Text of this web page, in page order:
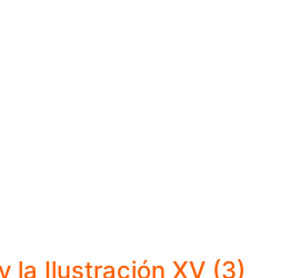
la Ilustración XV (3)